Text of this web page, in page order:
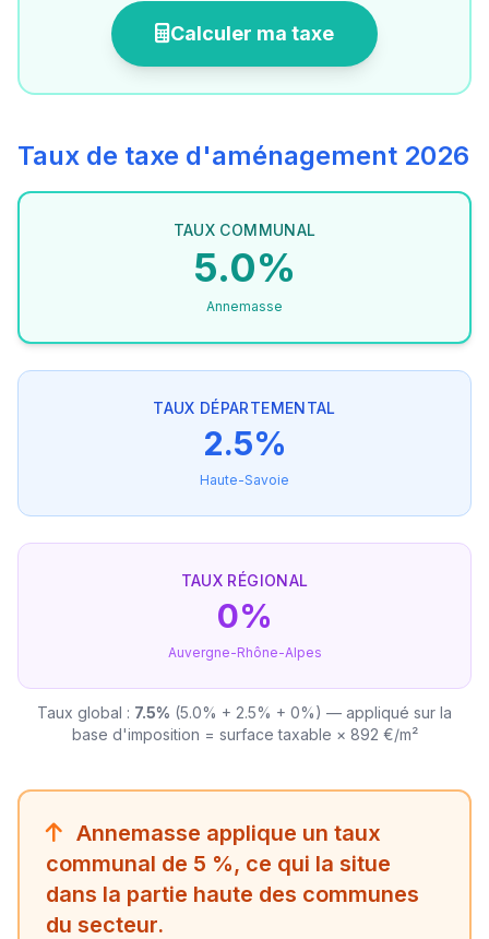
Calculer ma taxe
Taux de taxe d'aménagement 2026
TAUX COMMUNAL
5.0%
Annemasse
TAUX DÉPARTEMENTAL
2.5%
Haute-Savoie
TAUX RÉGIONAL
0%
Auvergne-Rhône-Alpes
Taux global : 7.5% (5.0% + 2.5% + 0%) — appliqué sur la
base d'imposition = surface taxable × 892 €/m²
Annemasse applique un taux
communal de 5 %, ce qui la situe
dans la partie haute des communes
du secteur.